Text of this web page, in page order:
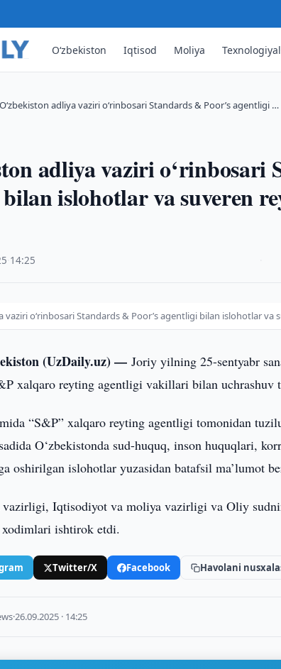
O‘zbekiston Iqtisod Moliya
O‘zbekiston adliya vaziri o‘rinbosari Standards & Poor’s agentligi …
adliya vaziri o‘rinbosari
islohotlar va suveren
14:25
vaziri o‘rinbosari Standards & Poor’s agentligi bilan islohotlar va
(UzDaily.uz) —Joriy yilning 25-sentyabr
xalqaro reyting agentligi vakillari bilan uchrashuv
“S&P” xalqaro reyting agentligi tomonidan
O‘zbekistonda sud-huquq, inson huquqlari,
oshirilgan islohotlar yuzasidan batafsil ma’lumot
Iqtisodiyot va moliya vazirligi va Oliy
xodimlari ishtirok etdi.
Twitter/X Facebook Havolani
·26.09.2025 · 14:25